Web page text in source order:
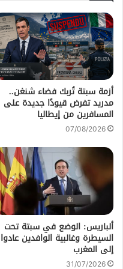
أزمة سبتة تُربك فضاء شنغن..
مدريد تفرض قيودًا جديدة على
المسافرين من إيطاليا
07/08/2026
ألباريس: الوضع في سبتة تحت
السيطرة وغالبية الوافدين عادوا
إلى المغرب
31/07/2026